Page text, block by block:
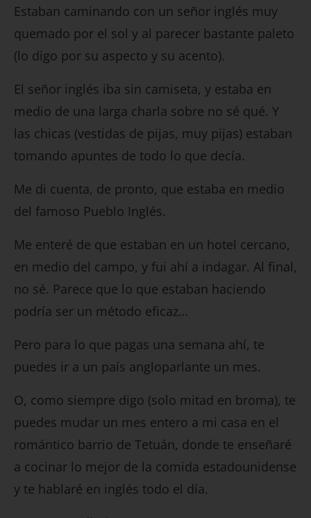
Estaban caminando con un señor inglés muy
quemado por el sol y al parecer bastante paleto
(lo digo por su aspecto y su acento).
El señor inglés iba sin camiseta, y estaba en
medio de una larga charla sobre no sé qué. Y
las chicas (vestidas de pijas, muy pijas) estaban
tomando apuntes de todo lo que decía.
Me di cuenta, de pronto, que estaba en medio
del famoso Pueblo Inglés.
Me enteré de que estaban en un hotel cercano,
en medio del campo, y fui ahí a indagar. Al final,
no sé. Parece que lo que estaban haciendo
podría ser un método eficaz…
Pero para lo que pagas una semana ahí, te
puedes ir a un país angloparlante un mes.
O, como siempre digo (solo mitad en broma), te
puedes mudar un mes entero a mi casa en el
romántico barrio de Tetuán, donde te enseñaré
a cocinar lo mejor de la comida estadounidense
y te hablaré en inglés todo el día.